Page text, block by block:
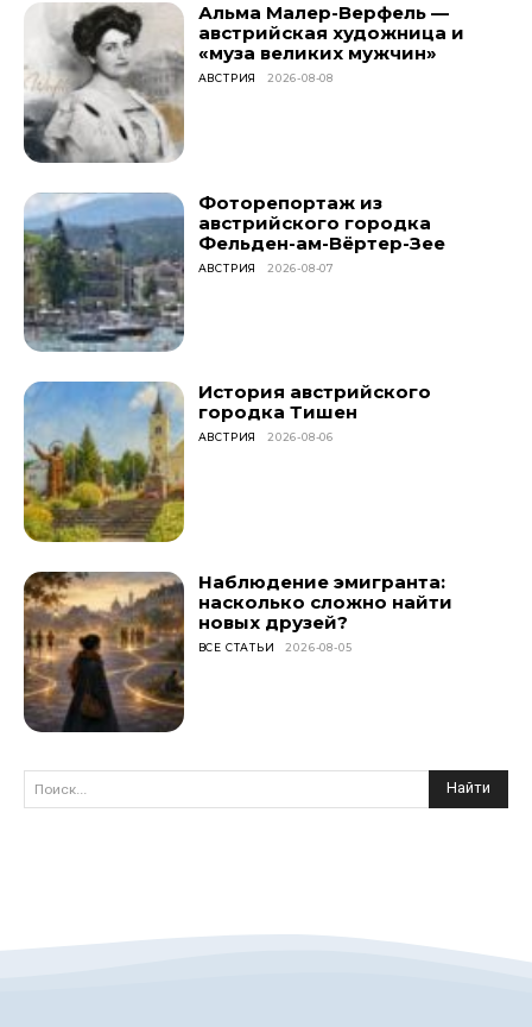
Альма Малер-Верфель —
австрийская художница и
«муза великих мужчин»
АВСТРИЯ 2026-08-08
Фоторепортаж из
австрийского городка
Фельден-ам-Вёртер-Зее
АВСТРИЯ 2026-08-07
История австрийского
городка Тишен
АВСТРИЯ 2026-08-06
Наблюдение эмигранта:
насколько сложно найти
новых друзей?
ВСЕ СТАТЬИ 2026-08-05
Поиск... Найти